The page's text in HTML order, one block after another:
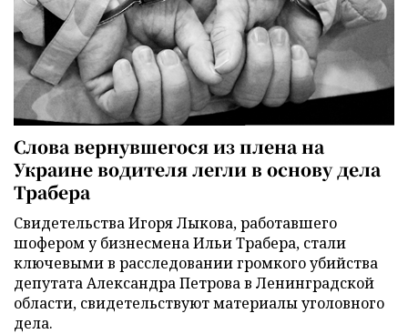
Слова вернувшегося из плена на
Украине водителя легли в основу дела
Трабера
Свидетельства Игоря Лыкова, работавшего
шофером у бизнесмена Ильи Трабера, стали
ключевыми в расследовании громкого убийства
депутата Александра Петрова в Ленинградской
области, свидетельствуют материалы уголовного
дела.